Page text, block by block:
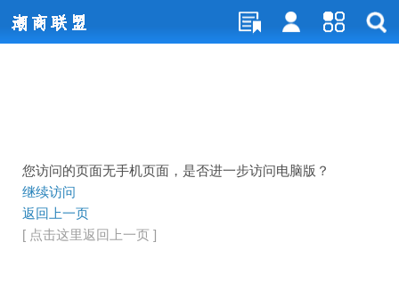
您访问的页面无手机页面，是否进一步访问电脑版？
继续访问
返回上一页
[ 点击这里返回上一页 ]